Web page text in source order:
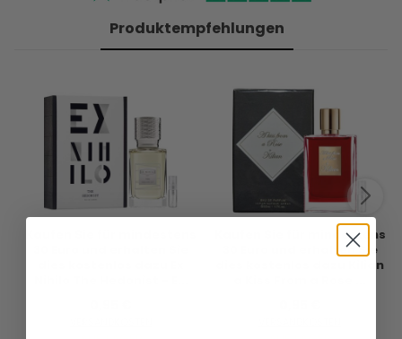
Produktempfehlungen
Kaufen Sie für mindestens
30 Euro und erhalten Sie
dies kostenlos dazu Kilian